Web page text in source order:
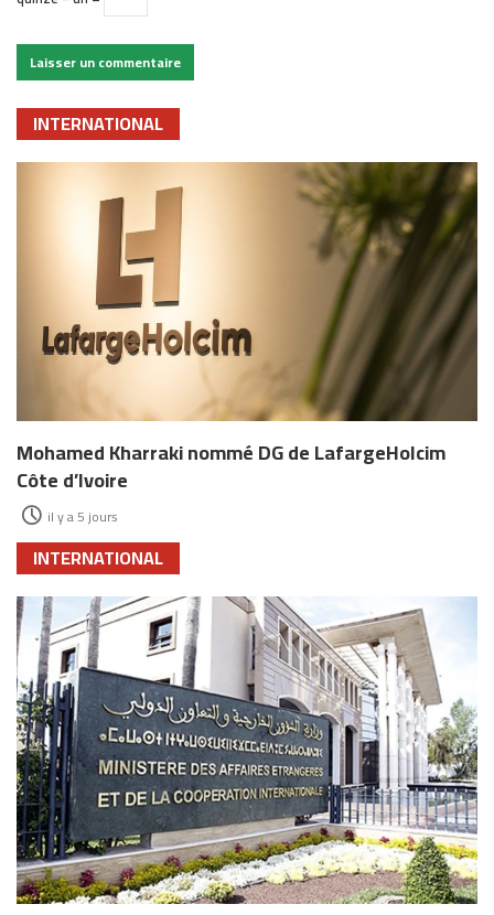
INTERNATIONAL
Mohamed Kharraki nommé DG de LafargeHolcim
Côte d’Ivoire
il y a 5 jours
INTERNATIONAL